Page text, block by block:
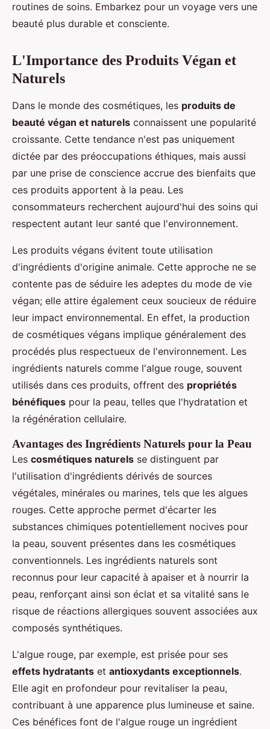
routines de soins. Embarkez pour un voyage vers une
beauté plus durable et consciente.
L'Importance des Produits Végan et
Naturels
Dans le monde des cosmétiques, les produits de
beauté végan et naturels connaissent une popularité
croissante. Cette tendance n'est pas uniquement
dictée par des préoccupations éthiques, mais aussi
par une prise de conscience accrue des bienfaits que
ces produits apportent à la peau. Les
consommateurs recherchent aujourd'hui des soins qui
respectent autant leur santé que l'environnement.
Les produits végans évitent toute utilisation
d'ingrédients d'origine animale. Cette approche ne se
contente pas de séduire les adeptes du mode de vie
végan; elle attire également ceux soucieux de réduire
leur impact environnemental. En effet, la production
de cosmétiques végans implique généralement des
procédés plus respectueux de l'environnement. Les
ingrédients naturels comme l'algue rouge, souvent
utilisés dans ces produits, offrent des propriétés
bénéfiques pour la peau, telles que l'hydratation et
la régénération cellulaire.
Avantages des Ingrédients Naturels pour la Peau
Les cosmétiques naturels se distinguent par
l'utilisation d'ingrédients dérivés de sources
végétales, minérales ou marines, tels que les algues
rouges. Cette approche permet d'écarter les
substances chimiques potentiellement nocives pour
la peau, souvent présentes dans les cosmétiques
conventionnels. Les ingrédients naturels sont
reconnus pour leur capacité à apaiser et à nourrir la
peau, renforçant ainsi son éclat et sa vitalité sans le
risque de réactions allergiques souvent associées aux
composés synthétiques.
L'algue rouge, par exemple, est prisée pour ses
effets hydratants et antioxydants exceptionnels.
Elle agit en profondeur pour revitaliser la peau,
contribuant à une apparence plus lumineuse et saine.
Ces bénéfices font de l'algue rouge un ingrédient